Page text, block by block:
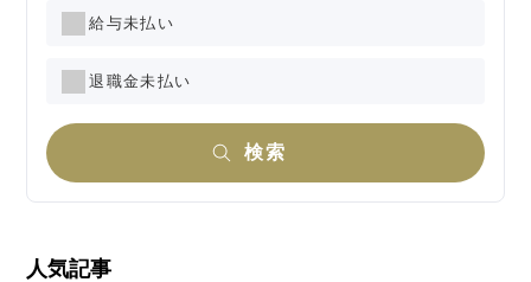
給与未払い
退職金未払い
検索
人気記事